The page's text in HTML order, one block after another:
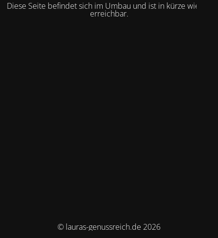
Diese Seite befindet sich im Umbau und ist in kürze wieder
erreichbar.
© lauras-genussreich.de 2026